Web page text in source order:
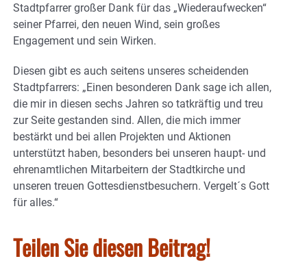
Stadtpfarrer großer Dank für das „Wiederaufwecken“
seiner Pfarrei, den neuen Wind, sein großes
Engagement und sein Wirken.
Diesen gibt es auch seitens unseres scheidenden
Stadtpfarrers: „Einen besonderen Dank sage ich allen,
die mir in diesen sechs Jahren so tatkräftig und treu
zur Seite gestanden sind. Allen, die mich immer
bestärkt und bei allen Projekten und Aktionen
unterstützt haben, besonders bei unseren haupt- und
ehrenamtlichen Mitarbeitern der Stadtkirche und
unseren treuen Gottesdienstbesuchern. Vergelt´s Gott
für alles.“
Teilen Sie diesen Beitrag!